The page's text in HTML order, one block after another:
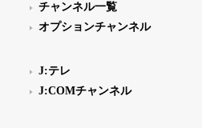
チャンネル一覧
オプションチャンネル
J:テレ
J:COMチャンネル